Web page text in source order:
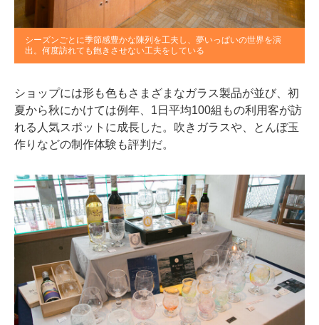
シーズンごとに季節感豊かな陳列を工夫し、夢いっぱいの世界を演
出。何度訪れても飽きさせない工夫をしている
ショップには形も色もさまざまなガラス製品が並び、初
夏から秋にかけては例年、1日平均100組もの利用客が訪
れる人気スポットに成長した。吹きガラスや、とんぼ玉
作りなどの制作体験も評判だ。